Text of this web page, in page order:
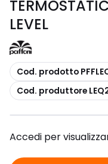
LEVEL
copia
Cod. prodotto
copia
Cod. produttore
Accedi per